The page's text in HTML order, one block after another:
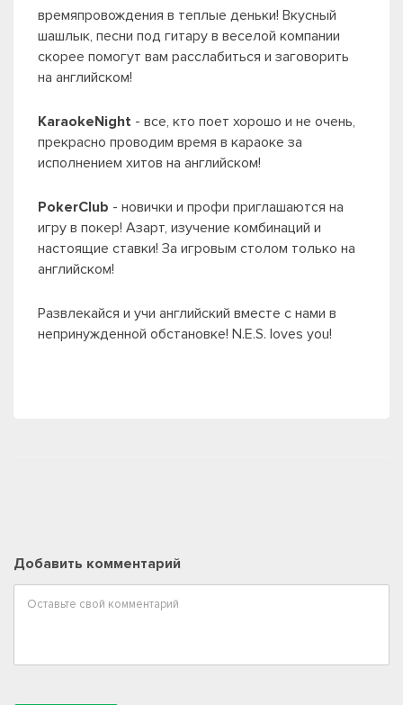
времяпровождения в теплые деньки! Вкусный
шашлык, песни под гитару в веселой компании
скорее помогут вам расслабиться и заговорить
на английском!
KaraokeNight - все, кто поет хорошо и не очень,
прекрасно проводим время в караоке за
исполнением хитов на английском!
PokerClub - новички и профи приглашаются на
игру в покер! Азарт, изучение комбинаций и
настоящие ставки! За игровым столом только на
английском!
Развлекайся и учи английский вместе с нами в
непринужденной обстановке! N.E.S. loves you!
Добавить комментарий